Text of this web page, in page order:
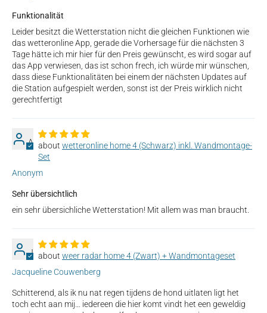
Funktionalität
Leider besitzt die Wetterstation nicht die gleichen Funktionen wie
das wetteronline App, gerade die Vorhersage für die nächsten 3
Tage hätte ich mir hier für den Preis gewünscht, es wird sogar auf
das App verwiesen, das ist schon frech, ich würde mir wünschen,
dass diese Funktionalitäten bei einem der nächsten Updates auf
die Station aufgespielt werden, sonst ist der Preis wirklich nicht
gerechtfertigt
A
wetteronline home 4 (Schwarz) inkl. Wandmontage-
Set
Anonym
Sehr übersichtlich
ein sehr übersichliche Wetterstation! Mit allem was man braucht.
J
weer radar home 4 (Zwart) + Wandmontageset
Jacqueline Couwenberg
Schitterend, als ik nu nat regen tijdens de hond uitlaten ligt het
toch echt aan mij… iedereen die hier komt vindt het een geweldig